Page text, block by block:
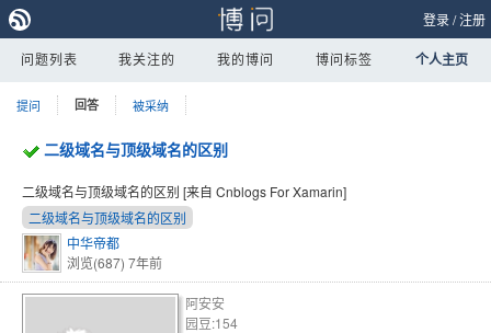
登录/注册
问题列表 我关注的 我的博问 博问标签 个人主页
提问 回答 被采纳
二级域名与顶级域名的区别
二级域名与顶级域名的区别 [来自 Cnblogs For Xamarin]
二级域名与顶级域名的区别
中华帝都
浏览(687) 7年前
阿安安
园豆:154